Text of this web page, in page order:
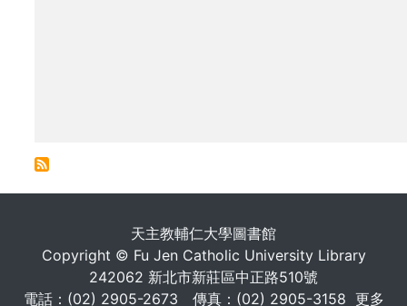
天主教輔仁大學圖書館
Copyright © Fu Jen Catholic University Library
242062 新北市新莊區中正路510號
電話：(02) 2905-2673 傳真：(02) 2905-3158 更多